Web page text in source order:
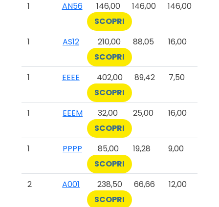
1
AN56 146,00 146,00
146,00
SCOPRI
1
AS12 210,00 88,05
16,00
SCOPRI
1
EEEE 402,00 89,42
7,50
SCOPRI
1
EEEM 32,00 25,00
16,00
SCOPRI
1
PPPP 85,00 19,28
9,00
SCOPRI
2
A001 238,50 66,66
12,00
SCOPRI